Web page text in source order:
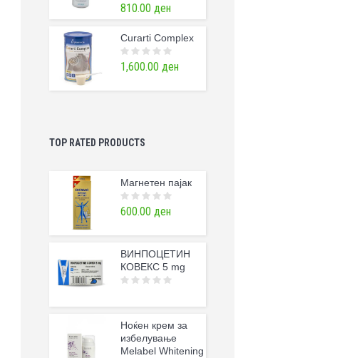
0
o
o
f
5
810.00 ден
Curarti Complex
0
o
t
1,600.00 ден
TOP RATED PRODUCTS
Магнетен пајак
0
o
t
f
600.00 ден
ВИНПОЦЕТИН
КОВЕКС 5 mg
o
f
Ноќен крем за
избелување
Melabel Whitening